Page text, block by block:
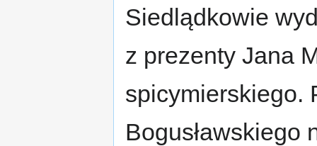
Siedlądkowie
z prezenty Jana
spicymierskiego.
Bogusławskiego